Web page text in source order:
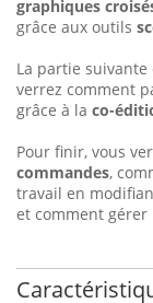
graphiques
grâce aux outils
La partie suivante
verrez comment
grâce à la co-
Pour finir, vous
commandes,
travail en
et comment gérer